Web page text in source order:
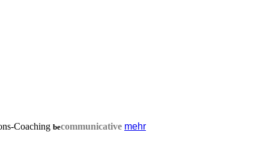
Coaching becommunicative mehr